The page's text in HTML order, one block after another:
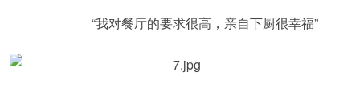
“我对餐厅的要求很高，亲自下厨很幸福”